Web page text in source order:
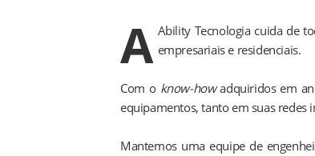
A Ability Tecnologia cuida de
empresariais e residenciais.
Com o know-howadquiridos em
equipamentos, tanto em suas redes
Mantemos uma equipe de